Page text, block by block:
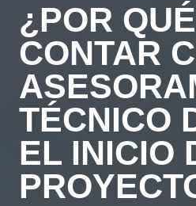
¿POR QUÉ
CONTAR
TÉCNICO
EL INICIO